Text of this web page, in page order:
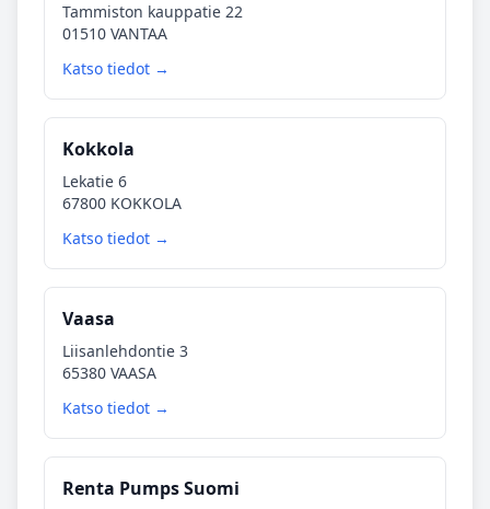
Tammiston kauppatie 22
01510 VANTAA
Katso tiedot →
Kokkola
Lekatie 6
67800 KOKKOLA
Katso tiedot →
Vaasa
Liisanlehdontie 3
65380 VAASA
Katso tiedot →
Renta Pumps Suomi